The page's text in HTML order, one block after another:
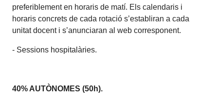
preferiblement en horaris de matí. Els calendaris i
horaris concrets de cada rotació s’establiran a cada
unitat docent i s’anunciaran al web corresponent.
- Sessions hospitalàries.
40% AUTÒNOMES (50h).